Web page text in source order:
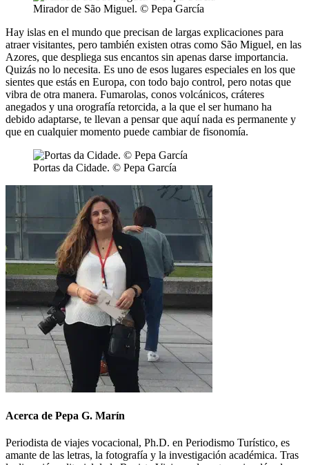
Mirador de São Miguel. © Pepa García
Hay islas en el mundo que precisan de largas explicaciones para
atraer visitantes, pero también existen otras como São Miguel, en las
Azores, que despliega sus encantos sin apenas darse importancia.
Quizás no lo necesita. Es uno de esos lugares especiales en los que
sientes que estás en Europa, con todo bajo control, pero notas que
vibra de otra manera. Fumarolas, conos volcánicos, cráteres
anegados y una orografía retorcida, a la que el ser humano ha
debido adaptarse, te llevan a pensar que aquí nada es permanente y
que en cualquier momento puede cambiar de fisonomía.
Portas da Cidade. © Pepa García
Acerca de Pepa G. Marín
Periodista de viajes vocacional, Ph.D. en Periodismo Turístico, es
amante de las letras, la fotografía y la investigación académica. Tras